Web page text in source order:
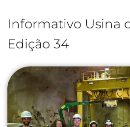
Informativo Usina
Edição 34